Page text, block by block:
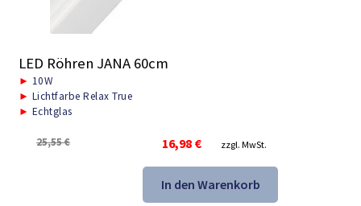
LED Röhren JANA 60cm
► 10W
► Lichtfarbe Relax True
► Echtglas
25,55€
Ursprünglicher
Preis
war:
25,55 €
16,98 €
Aktueller
Preis
ist:
16,98 €.
zzgl. MwSt.
In den Warenkorb